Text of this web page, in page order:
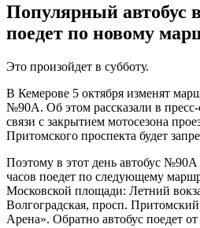
Популярный автобус
поедет по новому
Это произойдет в субботу.
В Кемерове 5 октября изменят
№90А. Об этом рассказали в
связи с закрытием мотосезона
Притомского проспекта будет
Поэтому в этот день автобус №90А
часов поедет по следующему
Московской площади: Летний
Волгоградская, просп.
Арена». Обратно автобус поедет